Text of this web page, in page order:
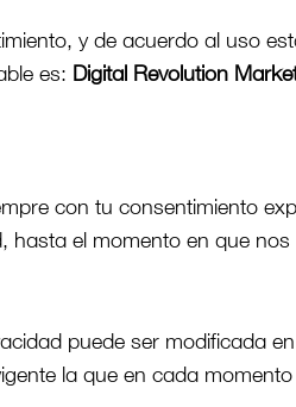
y de acuerdo al uso
es: Digital Revolution
con tu consentimiento
hasta el momento en que
puede ser modificada
la que en cada